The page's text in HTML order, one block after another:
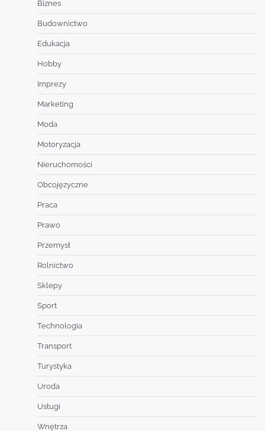
Biznes
Budownictwo
Edukacja
Hobby
Imprezy
Marketing
Moda
Motoryzacja
Nieruchomości
Obcojęzyczne
Praca
Prawo
Przemysł
Rolnictwo
Sklepy
Sport
Technologia
Transport
Turystyka
Uroda
Usługi
Wnętrza